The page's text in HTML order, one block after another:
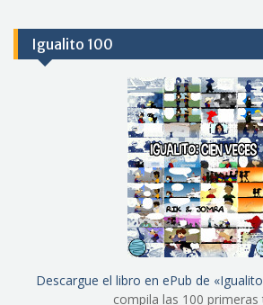
Igualito 100
Descargue el libro en ePub de
compila las 100 primeras